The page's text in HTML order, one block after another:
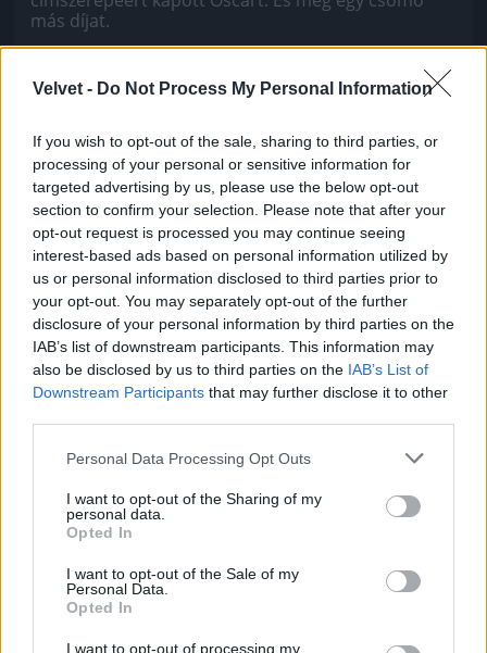
Velvet - Do Not Process My Personal Information
If you wish to opt-out of the sale, sharing to third parties, or
processing of your personal or sensitive information for
targeted advertising by us, please use the below opt-out
section to confirm your selection. Please note that after your
opt-out request is processed you may continue seeing
interest-based ads based on personal information utilized by
us or personal information disclosed to third parties prior to
your opt-out. You may separately opt-out of the further
disclosure of your personal information by third parties on the
IAB’s list of downstream participants. This information may
also be disclosed by us to third parties on the IAB’s List of
Downstream Participants that may further disclose it to other
Please note that this website/app uses one or more Google
not limited to your visit or usage behaviour. You may click to
grant or deny consent to Google and its third-party tags to
use your data for below specified purposes in below Google
consent section.
Personal Data Processing Opt Outs
I want to opt-out of the Sharing of my
personal data.
Opted In
I want to opt-out of the Sale of my
Personal Data.
Opted In
I want to opt-out of processing my
más díjat.
Fotó: Sgranitz / Europress / Getty
Jön még kép!